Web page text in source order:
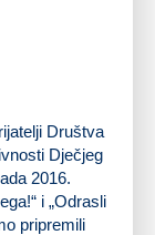
Društva
Dječjeg
2016.
i „Odrasli
pripremili